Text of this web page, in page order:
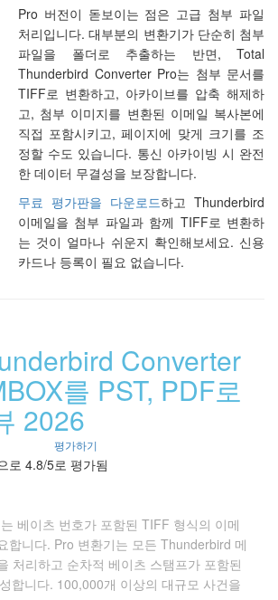
Pro 버전이 돋보이는 점은 고급 첨부 파일
처리입니다. 대부분의 변환기가 단순히 첨부
파일을 폴더로 추출하는 반면, Total
Thunderbird Converter Pro는 첨부 문서를
TIFF로 변환하고, 아카이브를 압축 해제하
고, 첨부 이미지를 변환된 이메일 복사본에
직접 포함시키고, 페이지에 맞게 크기를 조
정할 수도 있습니다. 통신 아카이빙 시 완전
한 데이터 무결성을 보장합니다.
무료 평가판을 다운로드하고 Thunderbird
이메일을 첨부 파일과 함께 TIFF로 변환하
는 것이 얼마나 쉬운지 확인해보세요. 신용
카드나 등록이 필요 없습니다.
Converter
를 PST, PDF로
2026
평가하기
로 4.8/5로 평가됨
베이츠 번호가 포함된 TIFF 형식의 이메
합니다. Pro 변환기는 모든 Thunderbird 메
처리하고 순차적 베이츠 스탬프가 포함된
합니다. 100,000개 이상의 대규모 사건을